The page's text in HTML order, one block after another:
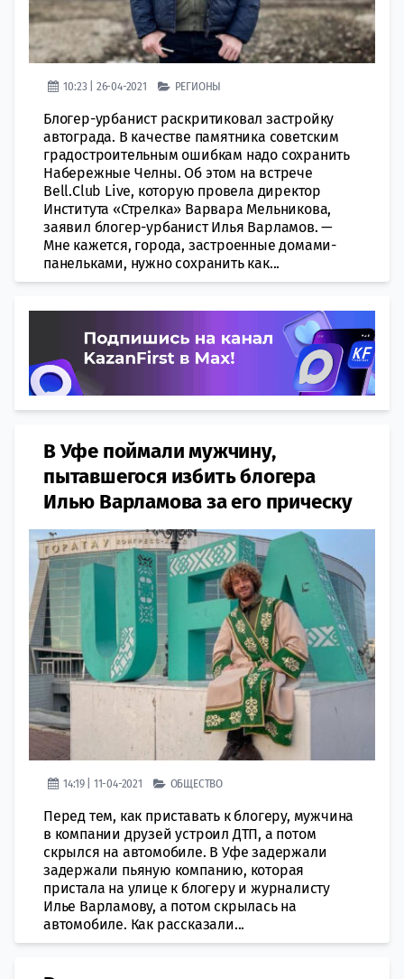
10:23 | 26-04-2021 РЕГИОНЫ
Блогер-урбанист раскритиковал застройку
автограда. В качестве памятника советским
градостроительным ошибкам надо сохранить
Набережные Челны. Об этом на встрече
Bell.Club Live, которую провела директор
Института «Стрелка» Варвара Мельникова,
заявил блогер-урбанист Илья Варламов. —
Мне кажется, города, застроенные домами-
панельками, нужно сохранить как...
В Уфе поймали мужчину,
пытавшегося избить блогера
Илью Варламова за его прическу
14:19 | 11-04-2021 ОБЩЕСТВО
Перед тем, как приставать к блогеру, мужчина
в компании друзей устроил ДТП, а потом
скрылся на автомобиле. В Уфе задержали
задержали пьяную компанию, которая
пристала на улице к блогеру и журналисту
Илье Варламову, а потом скрылась на
автомобиле. Как рассказали...